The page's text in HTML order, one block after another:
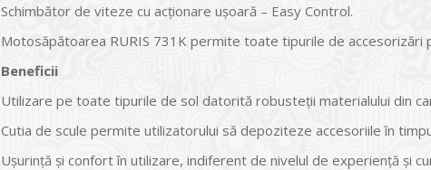
Schimbător de viteze cu acţionare uşoară – Easy Control.
Motosăpătoarea RURIS 731K permite toate tipurile de accesorizări
Beneficii
Utilizare pe toate tipurile de sol datorită robusteţii materialului din
Cutia de scule permite utilizatorului să depoziteze accesoriile în
Uşurinţă şi confort în utilizare, indiferent de nivelul de experienţă şi